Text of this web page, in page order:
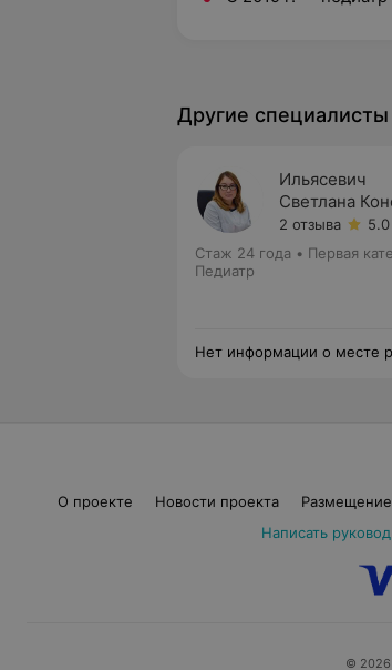
Другие специалисты
Ильясевич
Светлана
2 отзыва
5.0
Стаж 24 года • Первая
Педиатр
Нет информации о месте
О проекте Новости проекта
Написать
© 2026